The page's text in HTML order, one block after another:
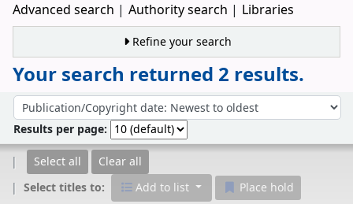
Advanced search Authority search Libraries
Refine your search
Your search returned 2 results.
Sort by:
Results per page:
Select all
Clear all
Select titles to:
Add to list Place hold